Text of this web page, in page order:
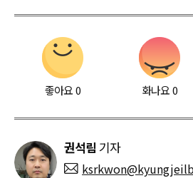
좋아요0 화나요0
권석림 기자